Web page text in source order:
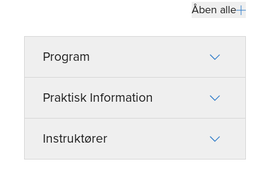
Åben alle
Program
Praktisk Information
Instruktører